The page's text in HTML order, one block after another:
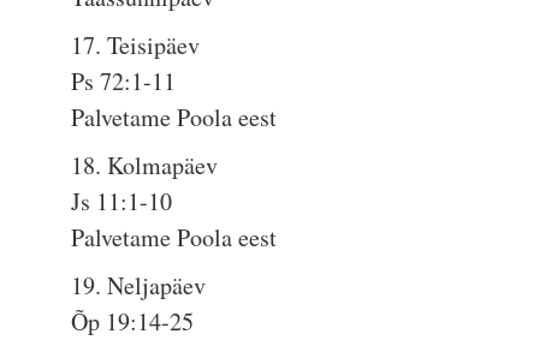
17. Teisipäev
Ps 72:1-11
Palvetame Poola eest
18. Kolmapäev
Js 11:1-10
Palvetame Poola eest
19. Neljapäev
Õp 19:14-25